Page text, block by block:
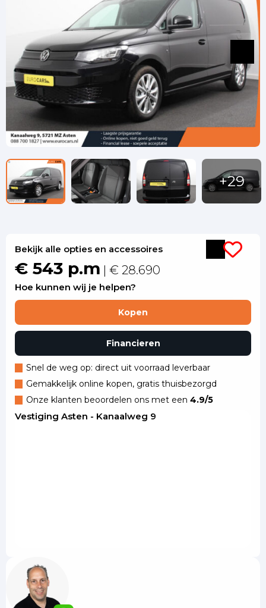
Bekijk alle opties en accessoires
€ 543 p.m | € 28.690
Hoe kunnen wij je helpen?
Kopen
Financieren
Snel de weg op: direct uit voorraad leverbaar
Gemakkelijk online kopen, gratis thuisbezorgd
Onze klanten beoordelen ons met een 4.9/5
Vestiging Asten - Kanaalweg 9